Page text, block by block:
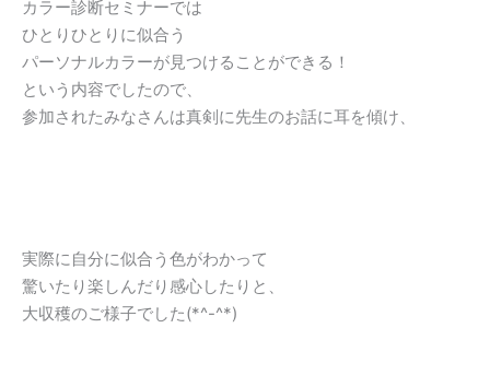
カラー診断セミナーでは
ひとりひとりに似合う
パーソナルカラーが見つけることができる！
という内容でしたので、
参加されたみなさんは真剣に先生のお話に耳を傾け、
実際に自分に似合う色がわかって
驚いたり楽しんだり感心したりと、
大収穫のご様子でした(*^-^*)